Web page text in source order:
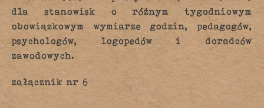
dla stanowisk o różnym tygodniowym
obowiązkowym wymiarze godzin, pedagogów,
psychologów, logopedów i doradców
zawodowych.
załącznik nr 6